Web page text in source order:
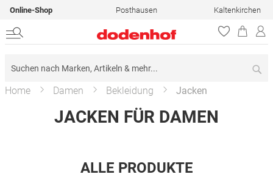
Online-Shop Posthausen Kaltenkirchen
Home Damen Bekleidung Jacken
JACKEN FÜR DAMEN
ALLE PRODUKTE